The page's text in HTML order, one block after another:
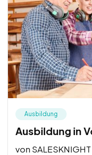
Ausbildung
Ausbildung in
von SALESKNIGHT